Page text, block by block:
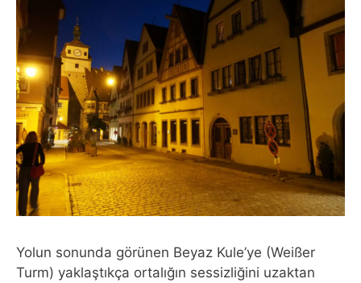
Yolun sonunda görünen Beyaz Kule’ye (Weißer
Turm) yaklaştıkça ortalığın sessizliğini uzaktan